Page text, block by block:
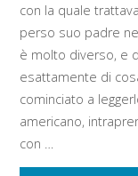
con la quale
perso suo padre
è molto diverso, e
esattamente di
cominciato a
americano,
con …